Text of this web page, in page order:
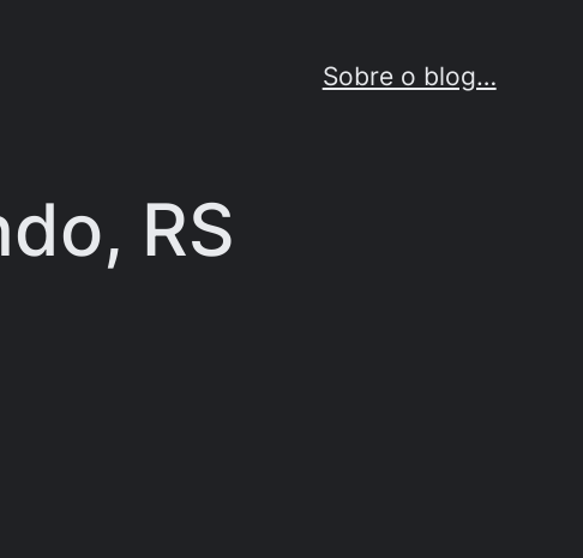
Sobre o blog…
RS